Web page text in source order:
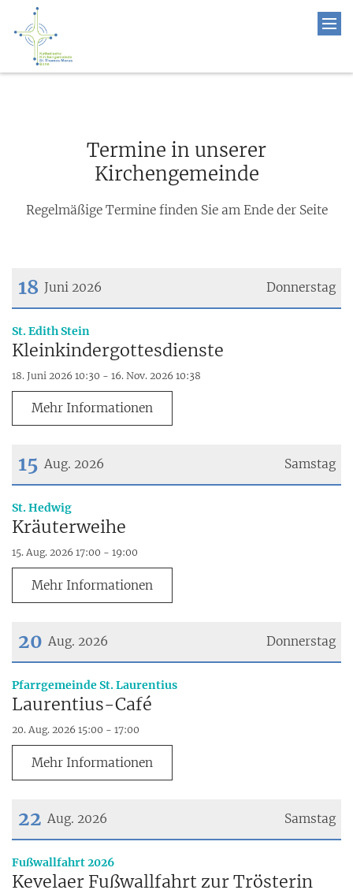
Termine in unserer
Kirchengemeinde
Regelmäßige Termine finden Sie am Ende der Seite
Donnerstag
18 Juni 2026
Datum: 18. Juni 2026
St. Edith Stein
Kleinkindergottesdienste
18. Juni 2026 10:30 - 16. Nov. 2026 10:38
Mehr Informationen
Samstag
15 Aug. 2026
Datum: 15. August 2026
St. Hedwig:
Kräuterweihe
15. Aug. 2026 17:00 - 19:00
Mehr Informationen
Donnerstag
20 Aug. 2026
Datum: 20. August 2026
Pfarrgemeinde St. Laurentius:
Laurentius-Café
20. Aug. 2026 15:00 - 17:00
Mehr Informationen
Samstag
22 Aug. 2026
Datum: 22. August 2026
Fußwallfahrt 2026:
Kevelaer Fußwallfahrt zur Trösterin